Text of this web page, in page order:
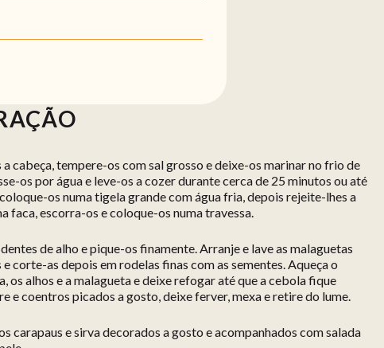
cabeça, tempere-os com sal grosso e deixe-os marinar no frio de
os por água e leve-os a cozer durante cerca de 25 minutos ou até
os numa tigela grande com água fria, depois rejeite-lhes a
faca, escorra-os e coloque-os numa travessa.
de alho e pique-os finamente. Arranje e lave as malaguetas
corte-as depois em rodelas finas com as sementes. Aqueça o
os alhos e a malagueta e deixe refogar até que a cebola fique
e coentros picados a gosto, deixe ferver, mexa e retire do lume.
carapaus e sirva decorados a gosto e acompanhados com salada